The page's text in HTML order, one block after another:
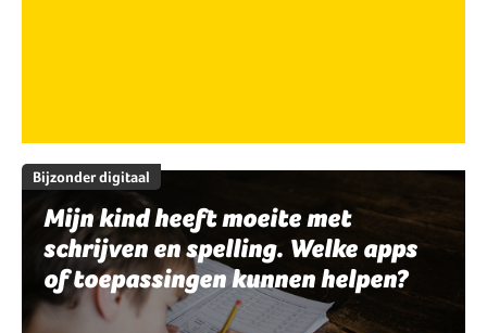
Bijzonder digitaal
Mijn kind heeft moeite met
schrijven en spelling. Welke apps
of toepassingen kunnen helpen?